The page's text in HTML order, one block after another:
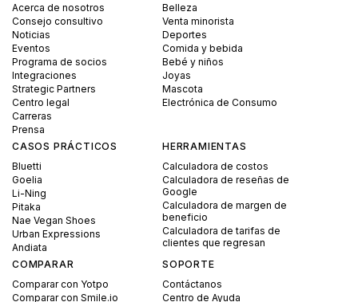
Acerca de nosotros
Consejo consultivo
Noticias
Eventos
Programa de socios
Integraciones
Strategic Partners
Centro legal
Carreras
Prensa
Belleza
Venta minorista
Deportes
Comida y bebida
Bebé y niños
Joyas
Mascota
Electrónica de Consumo
CASOS PRÁCTICOS
Bluetti
Goelia
Li-Ning
Pitaka
Nae Vegan Shoes
Urban Expressions
Andiata
HERRAMIENTAS
Calculadora de costos
Calculadora de reseñas de
Google
Calculadora de margen de
beneficio
Calculadora de tarifas de
clientes que regresan
COMPARAR
Comparar con Yotpo
Comparar con Smile.io
SOPORTE
Contáctanos
Centro de Ayuda